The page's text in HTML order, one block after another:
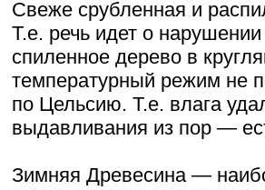
Свеже срубленная и
Т.е. речь идет о нарушении
спиленное дерево в
температурный режим не
по Цельсию. Т.е. влага
выдавливания из пор —
Зимняя Древесина —